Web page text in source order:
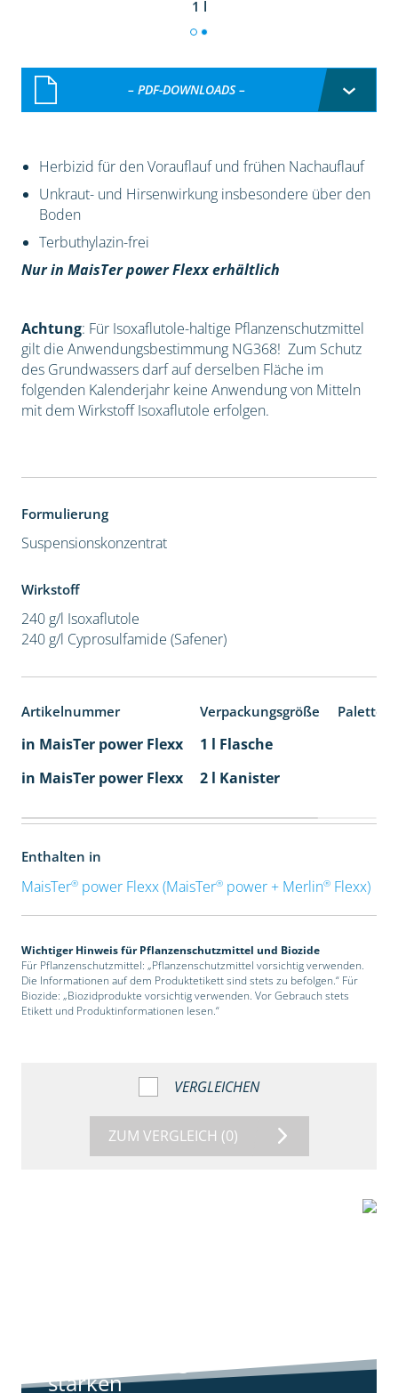
1 l
– PDF-DOWNLOADS –
Herbizid für den Vorauflauf und frühen Nachauflauf
Unkraut- und Hirsenwirkung insbesondere über den
Boden
Terbuthylazin-frei
Nur in MaisTer power Flexx erhältlich
Achtung: Für Isoxaflutole-haltige Pflanzenschutzmittel
gilt die Anwendungsbestimmung NG368! Zum Schutz
des Grundwassers darf auf derselben Fläche im
folgenden Kalenderjahr keine Anwendung von Mitteln
mit dem Wirkstoff Isoxaflutole erfolgen.
Formulierung
Suspensionskonzentrat
Wirkstoff
240 g/l Isoxaflutole
240 g/l Cyprosulfamide (Safener)
Artikelnummer Verpackungsgröße
in MaisTer power Flexx
1 l Flasche
in MaisTer power Flexx
2 l Kanister
Enthalten in
MaisTer®power Flexx (MaisTer®power + Merlin®Flexx)
Wichtiger Hinweis für Pflanzenschutzmittel und Biozide
Für Pflanzenschutzmittel: „Pflanzenschutzmittel vorsichtig verwenden.
Die Informationen auf dem Produktetikett sind stets zu befolgen.“ Für
Biozide: „Biozidprodukte vorsichtig verwenden. Vor Gebrauch stets
Etikett und Produktinformationen lesen.“
VERGLEICHEN
ZUM VERGLEICH (0)
starken